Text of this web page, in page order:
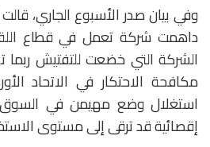
وفي بيان صدر الأسبوع الجاري،
داهمت شركة تعمل في قطاع
الشركة التي خضعت للتفتيش
مكافحة الاحتكار في الاتحاد
استغلال وضع مهيمن في
إقصائية قد ترقى إلى مستوى